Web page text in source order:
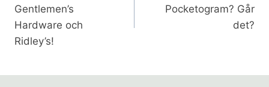
Gentlemen’s
Hardware och
Ridley’s!
Pocketogram? Går
det?